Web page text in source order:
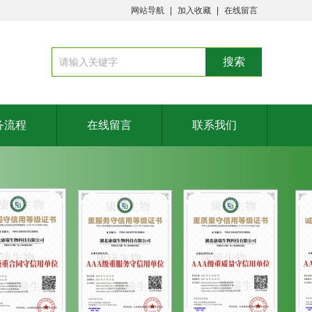
网站导航 加入收藏 在线留言
流程 在线留言 联系我们